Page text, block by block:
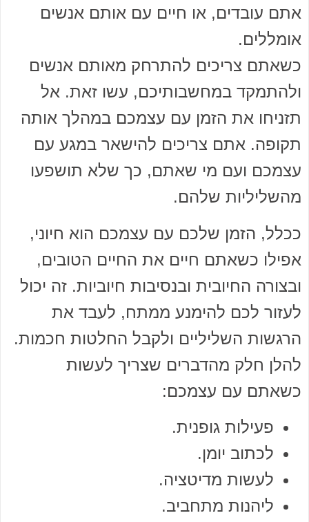
אתם עובדים, או חיים עם אותם אנשים
אומללים.
כשאתם צריכים להתרחק מאותם אנשים
ולהתמקד במחשבותיכם, עשו זאת. אל
תזניחו את הזמן עם עצמכם במהלך אותה
תקופה. אתם צריכים להישאר במגע עם
עצמכם ועם מי שאתם, כך שלא תושפעו
מהשליליות שלהם.
ככלל, הזמן שלכם עם עצמכם הוא חיוני,
אפילו כשאתם חיים את החיים הטובים,
ובצורה החיובית ובנסיבות חיוביות. זה יכול
לעזור לכם להימנע ממתח, לעבד את
הרגשות השליליים ולקבל החלטות חכמות.
להלן חלק מהדברים שצריך לעשות
כשאתם עם עצמכם:
פעילות גופנית.
לכתוב יומן.
לעשות מדיטציה.
ליהנות מתחביב.